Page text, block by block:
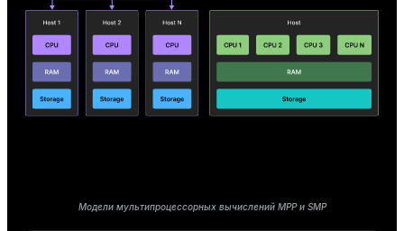
Модели мультипроцессорных вычислений MPP и SMP